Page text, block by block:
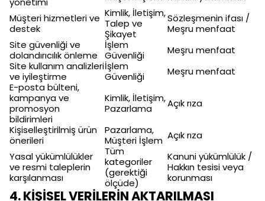
Müşteri hizmetleri ve
destek
Kimlik, İletişim,
Talep ve
Şikayet
Sözleşmenin ifası /
Meşru menfaat
Site güvenliği ve
dolandırıcılık önleme
İşlem
Güvenliği
Meşru menfaat
Site kullanım analizleri
ve iyileştirme
İşlem
Güvenliği
Meşru menfaat
E-posta bülteni,
kampanya ve
promosyon
bildirimleri
Kimlik, İletişim,
Pazarlama
Açık rıza
Kişiselleştirilmiş ürün
önerileri
Pazarlama,
Müşteri İşlem Açık rıza
Yasal yükümlülükler
ve resmi taleplerin
karşılanması
Tüm
kategoriler
(gerektiği
ölçüde)
Kanuni yükümlülük /
Hakkın tesisi veya
korunması
4. KİŞİSEL VERİLERİN AKTARILMASI